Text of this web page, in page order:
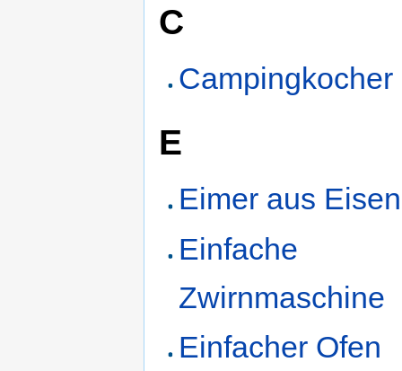
C
Campingkocher
E
Eimer aus Eisen
Einfache
Zwirnmaschine
Einfacher Ofen